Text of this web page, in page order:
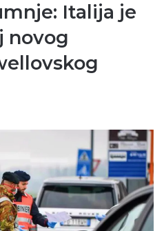
Italija je
novog